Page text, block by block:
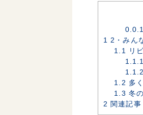
0.0.1
1 2・みん
1.1 リ
1.1.1
1.1.2
1.2 多
1.3 冬
2 関連記事